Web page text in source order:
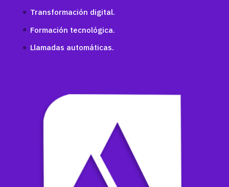
Transformación digital.
Formación tecnológica.
Llamadas automáticas.